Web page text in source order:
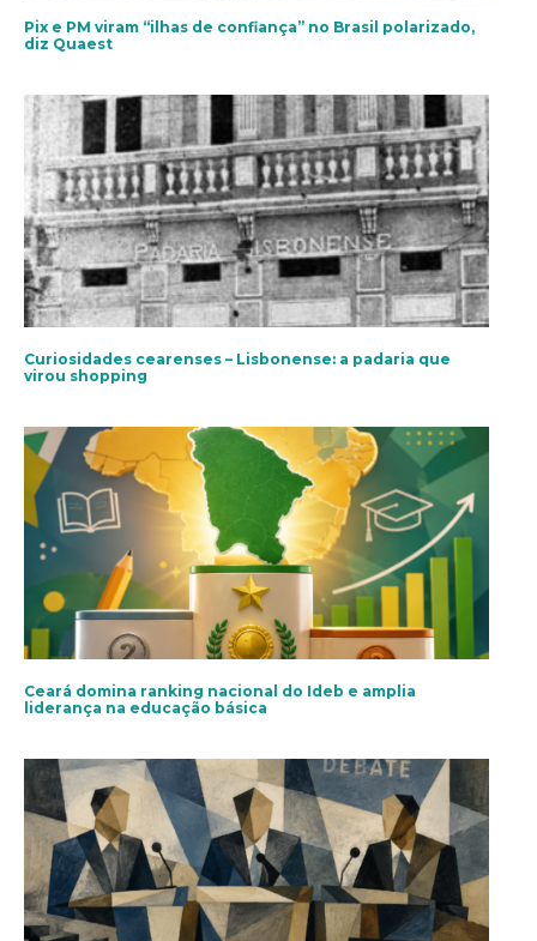
Pix e PM viram “ilhas de confiança” no Brasil polarizado,
diz Quaest
Curiosidades cearenses – Lisbonense: a padaria que
virou shopping
Ceará domina ranking nacional do Ideb e amplia
liderança na educação básica